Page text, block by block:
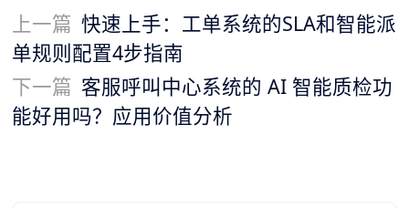
上一篇 快速上手：工单系统的SLA和智能派
单规则配置4步指南
下一篇 客服呼叫中心系统的 AI 智能质检功
能好用吗？应用价值分析